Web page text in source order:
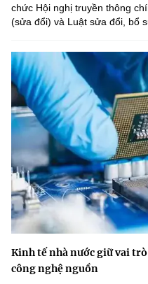
chức Hội nghị truyền thông
(sửa đổi) và Luật sửa đổi, bổ
Kinh tế nhà nước giữ vai
công nghệ nguồn